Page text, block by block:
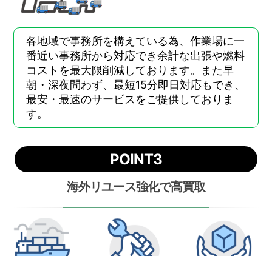
各地域で事務所を構えている為、作業場に一
番近い事務所から対応でき余計な出張や燃料
コストを最大限削減しております。また早
朝・深夜問わず、最短15分即日対応もでき、
最安・最速のサービスをご提供しておりま
す。
POINT3
海外リユース強化で高買取